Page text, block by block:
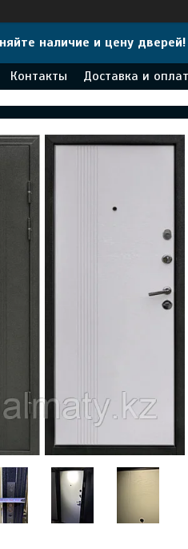
наличие и цену дверей!
Контакты Доставка и